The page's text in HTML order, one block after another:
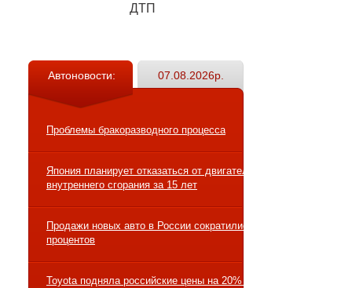
ДТП
Автоновости: 07.08.2026р.
Проблемы бракоразводного процесса
Япония планирует отказаться от двигателей
внутреннего сгорания за 15 лет
Продажи новых авто в России сократились на 10
процентов
Toyota подняла российские цены на 20% на авто,